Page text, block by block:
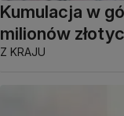
Kumulacja w
milionów
Z KRAJU